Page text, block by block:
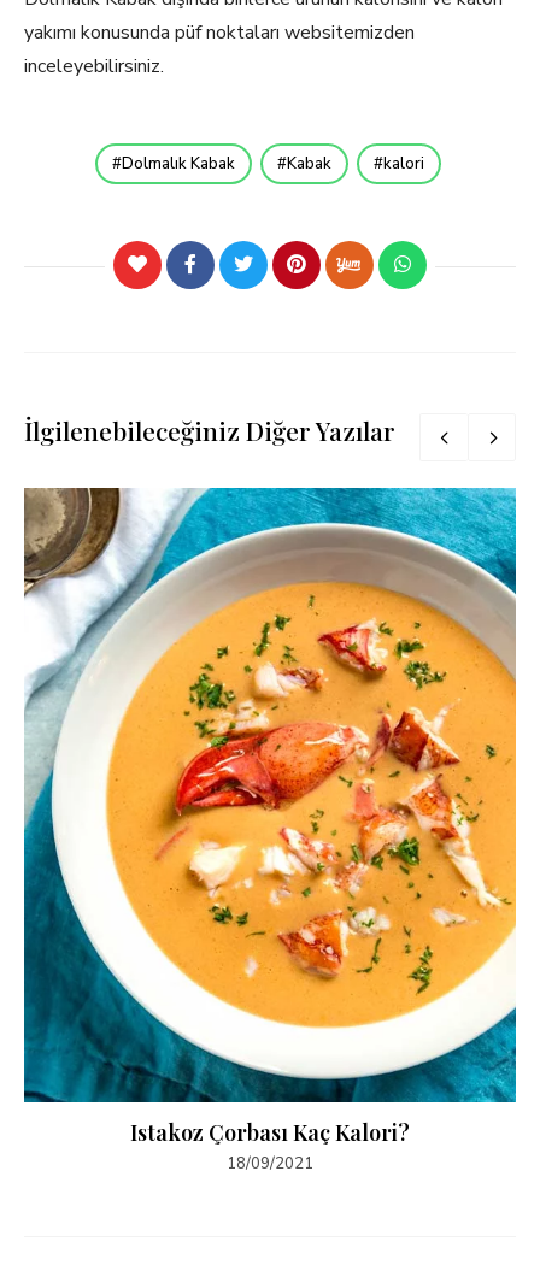
yakımı konusunda püf noktaları websitemizden
inceleyebilirsiniz.
Dolmalık Kabak Kabak kalori
İlgilenebileceğiniz Diğer Yazılar
Istakoz Çorbası Kaç Kalori?
18/09/2021